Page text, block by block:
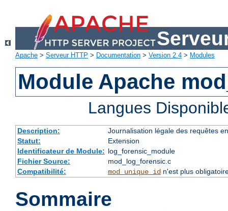
Apache > Serveur HTTP > Documentation > Version 2.4 > Modules
Module Apache
Langues
Description:
Journalisation légale des requêtes
Statut:
Extension
Identificateur de Module: log_forensic_module
Fichier Source:
mod_log_forensic.c
Compatibilité:
mod_unique_idn'est plus
Sommaire